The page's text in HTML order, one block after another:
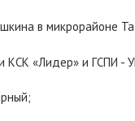
в микрорайоне
КСК «Лидер» и ГСПИ -